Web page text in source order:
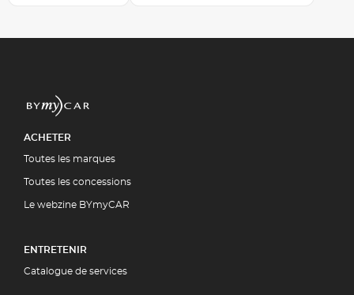
ACHETER
Toutes les marques
Toutes les concessions
Le webzine BYmyCAR
ENTRETENIR
Catalogue de services